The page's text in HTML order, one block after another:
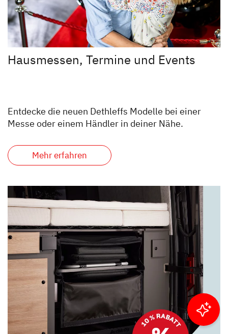
Hausmessen, Termine und Events
Entdecke die neuen Dethleffs Modelle bei einer
Messe oder einem Händler in deiner Nähe.
Mehr erfahren
Ergebnisse filtern